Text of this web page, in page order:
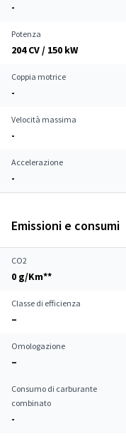
-
Potenza
204 CV / 150 kW
Coppia motrice
-
Velocità massima
-
Accelerazione
-
Emissioni e consumi
CO2
0 g/Km**
Classe di efficienza
–
Omologazione
–
Consumo di carburante
combinato
-